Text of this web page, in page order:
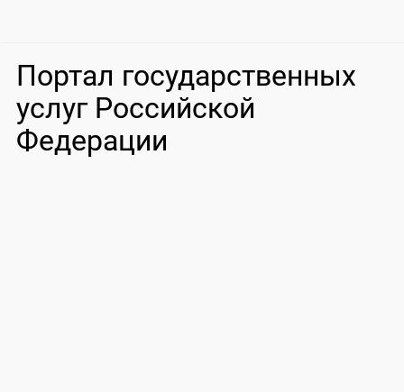
Портал государственных
услуг Российской
Федерации